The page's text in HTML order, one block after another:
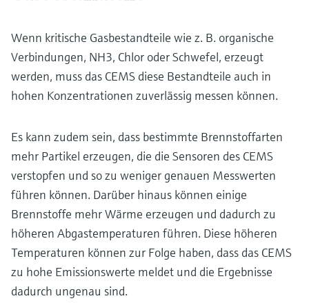
Wenn kritische Gasbestandteile wie z. B. organische
Verbindungen, NH3, Chlor oder Schwefel, erzeugt
werden, muss das CEMS diese Bestandteile auch in
hohen Konzentrationen zuverlässig messen können.
Es kann zudem sein, dass bestimmte Brennstoffarten
mehr Partikel erzeugen, die die Sensoren des CEMS
verstopfen und so zu weniger genauen Messwerten
führen können. Darüber hinaus können einige
Brennstoffe mehr Wärme erzeugen und dadurch zu
höheren Abgastemperaturen führen. Diese höheren
Temperaturen können zur Folge haben, dass das CEMS
zu hohe Emissionswerte meldet und die Ergebnisse
dadurch ungenau sind.